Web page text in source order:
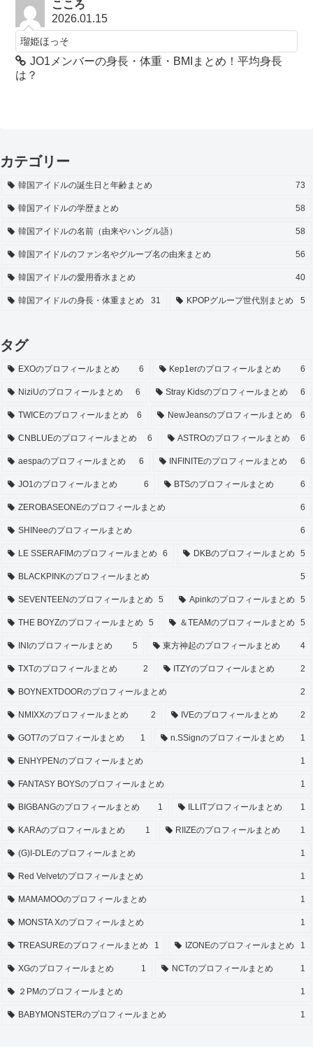
こころ
2026.01.15
瑠姫ほっそ
JO1メンバーの身長・体重・BMIまとめ！平均身長
は？
カテゴリー
韓国アイドルの誕生日と年齢まとめ 73
韓国アイドルの学歴まとめ 58
韓国アイドルの名前（由来やハングル語） 58
韓国アイドルのファン名やグループ名の由来まとめ 56
韓国アイドルの愛用香水まとめ 40
韓国アイドルの身長・体重まとめ 31 KPOPグループ世代別まとめ 5
タグ
EXOのプロフィールまとめ 6 Kep1erのプロフィールまとめ 6
NiziUのプロフィールまとめ 6 Stray Kidsのプロフィールまとめ 6
TWICEのプロフィールまとめ 6 NewJeansのプロフィールまとめ 6
CNBLUEのプロフィールまとめ 6 ASTROのプロフィールまとめ 6
aespaのプロフィールまとめ 6 INFINITEのプロフィールまとめ 6
JO1のプロフィールまとめ 6 BTSのプロフィールまとめ 6
ZEROBASEONEのプロフィールまとめ 6
SHINeeのプロフィールまとめ 6
LE SSERAFIMのプロフィールまとめ 6 DKBのプロフィールまとめ 5
BLACKPINKのプロフィールまとめ 5
SEVENTEENのプロフィールまとめ 5 Apinkのプロフィールまとめ 5
THE BOYZのプロフィールまとめ 5 ＆TEAMのプロフィールまとめ 5
INIのプロフィールまとめ 5 東方神起のプロフィールまとめ 4
TXTのプロフィールまとめ 2 ITZYのプロフィールまとめ 2
BOYNEXTDOORのプロフィールまとめ 2
NMIXXのプロフィールまとめ 2 IVEのプロフィールまとめ 2
GOT7のプロフィールまとめ 1 n.SSignのプロフィールまとめ 1
ENHYPENのプロフィールまとめ 1
FANTASY BOYSのプロフィールまとめ 1
BIGBANGのプロフィールまとめ 1 ILLITプロフィールまとめ 1
KARAのプロフィールまとめ 1 RIIZEのプロフィールまとめ 1
(G)I-DLEのプロフィールまとめ 1
Red Velvetのプロフィールまとめ 1
MAMAMOOのプロフィールまとめ 1
MONSTA Xのプロフィールまとめ 1
TREASUREのプロフィールまとめ 1 IZONEのプロフィールまとめ 1
XGのプロフィールまとめ 1 NCTのプロフィールまとめ 1
２PMのプロフィールまとめ 1
BABYMONSTERのプロフィールまとめ 1